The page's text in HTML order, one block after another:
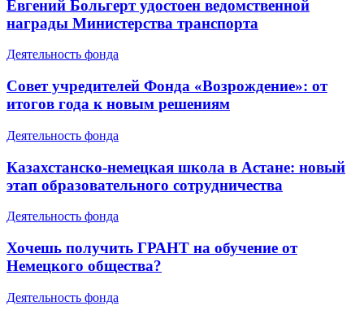
Евгений Больгерт удостоен ведомственной
награды Министерства транспорта
Деятельность фонда
Совет учредителей Фонда «Возрождение»: от
итогов года к новым решениям
Деятельность фонда
Казахстанско-немецкая школа в Астане: новый
этап образовательного сотрудничества
Деятельность фонда
Хочешь получить ГРАНТ на обучение от
Немецкого общества?
Деятельность фонда